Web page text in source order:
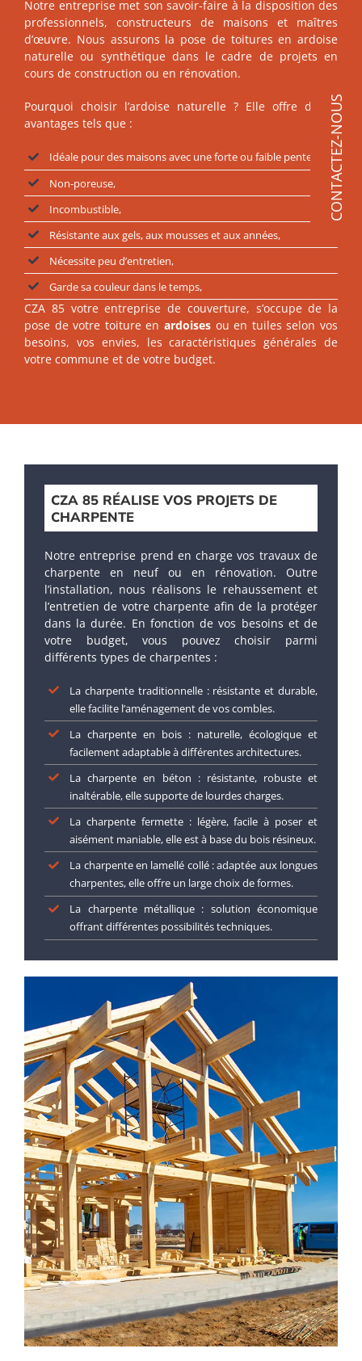
Notre entreprise met son savoir-faire à la disposition des
professionnels, constructeurs de maisons et maîtres
d’œuvre. Nous assurons la pose de toitures en ardoise
naturelle ou synthétique dans le cadre de projets en
cours de construction ou en rénovation.
Pourquoi choisir l’ardoise naturelle ? Elle offre divers
avantages tels que :
Idéale pour des maisons avec une forte ou faible pente,
Non-poreuse,
Incombustible,
Résistante aux gels, aux mousses et aux années,
Nécessite peu d’entretien,
Garde sa couleur dans le temps,
CZA 85 votre entreprise de couverture, s’occupe de la
pose de votre toiture en ardoises ou en tuiles selon vos
besoins, vos envies, les caractéristiques générales de
votre commune et de votre budget.
CZA 85 RÉALISE VOS PROJETS DE
CHARPENTE
Notre entreprise prend en charge vos travaux de
charpente en neuf ou en rénovation. Outre
l’installation, nous réalisons le rehaussement et
l’entretien de votre charpente afin de la protéger
dans la durée. En fonction de vos besoins et de
votre budget, vous pouvez choisir parmi
différents types de charpentes :
La charpente traditionnelle : résistante et durable,
elle facilite l’aménagement de vos combles.
La charpente en bois : naturelle, écologique et
facilement adaptable à différentes architectures.
La charpente en béton : résistante, robuste et
inaltérable, elle supporte de lourdes charges.
La charpente fermette : légère, facile à poser et
aisément maniable, elle est à base du bois résineux.
La charpente en lamellé collé : adaptée aux longues
charpentes, elle offre un large choix de formes.
La charpente métallique : solution économique
offrant différentes possibilités techniques.
CONTACTEZ-NOUS